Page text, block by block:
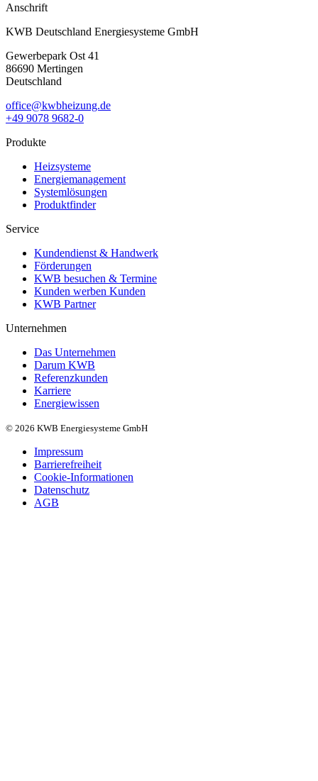
Anschrift
KWB Deutschland Energiesysteme GmbH
Gewerbepark Ost 41
86690 Mertingen
Deutschland
office@kwbheizung.de
+49 9078 9682-0
Produkte
Heizsysteme
Energiemanagement
Systemlösungen
Produktfinder
Service
Kundendienst & Handwerk
Förderungen
KWB besuchen & Termine
Kunden werben Kunden
KWB Partner
Unternehmen
Das Unternehmen
Darum KWB
Referenzkunden
Karriere
Energiewissen
© 2026 KWB Energiesysteme GmbH
Impressum
Barrierefreiheit
Cookie-Informationen
Datenschutz
AGB